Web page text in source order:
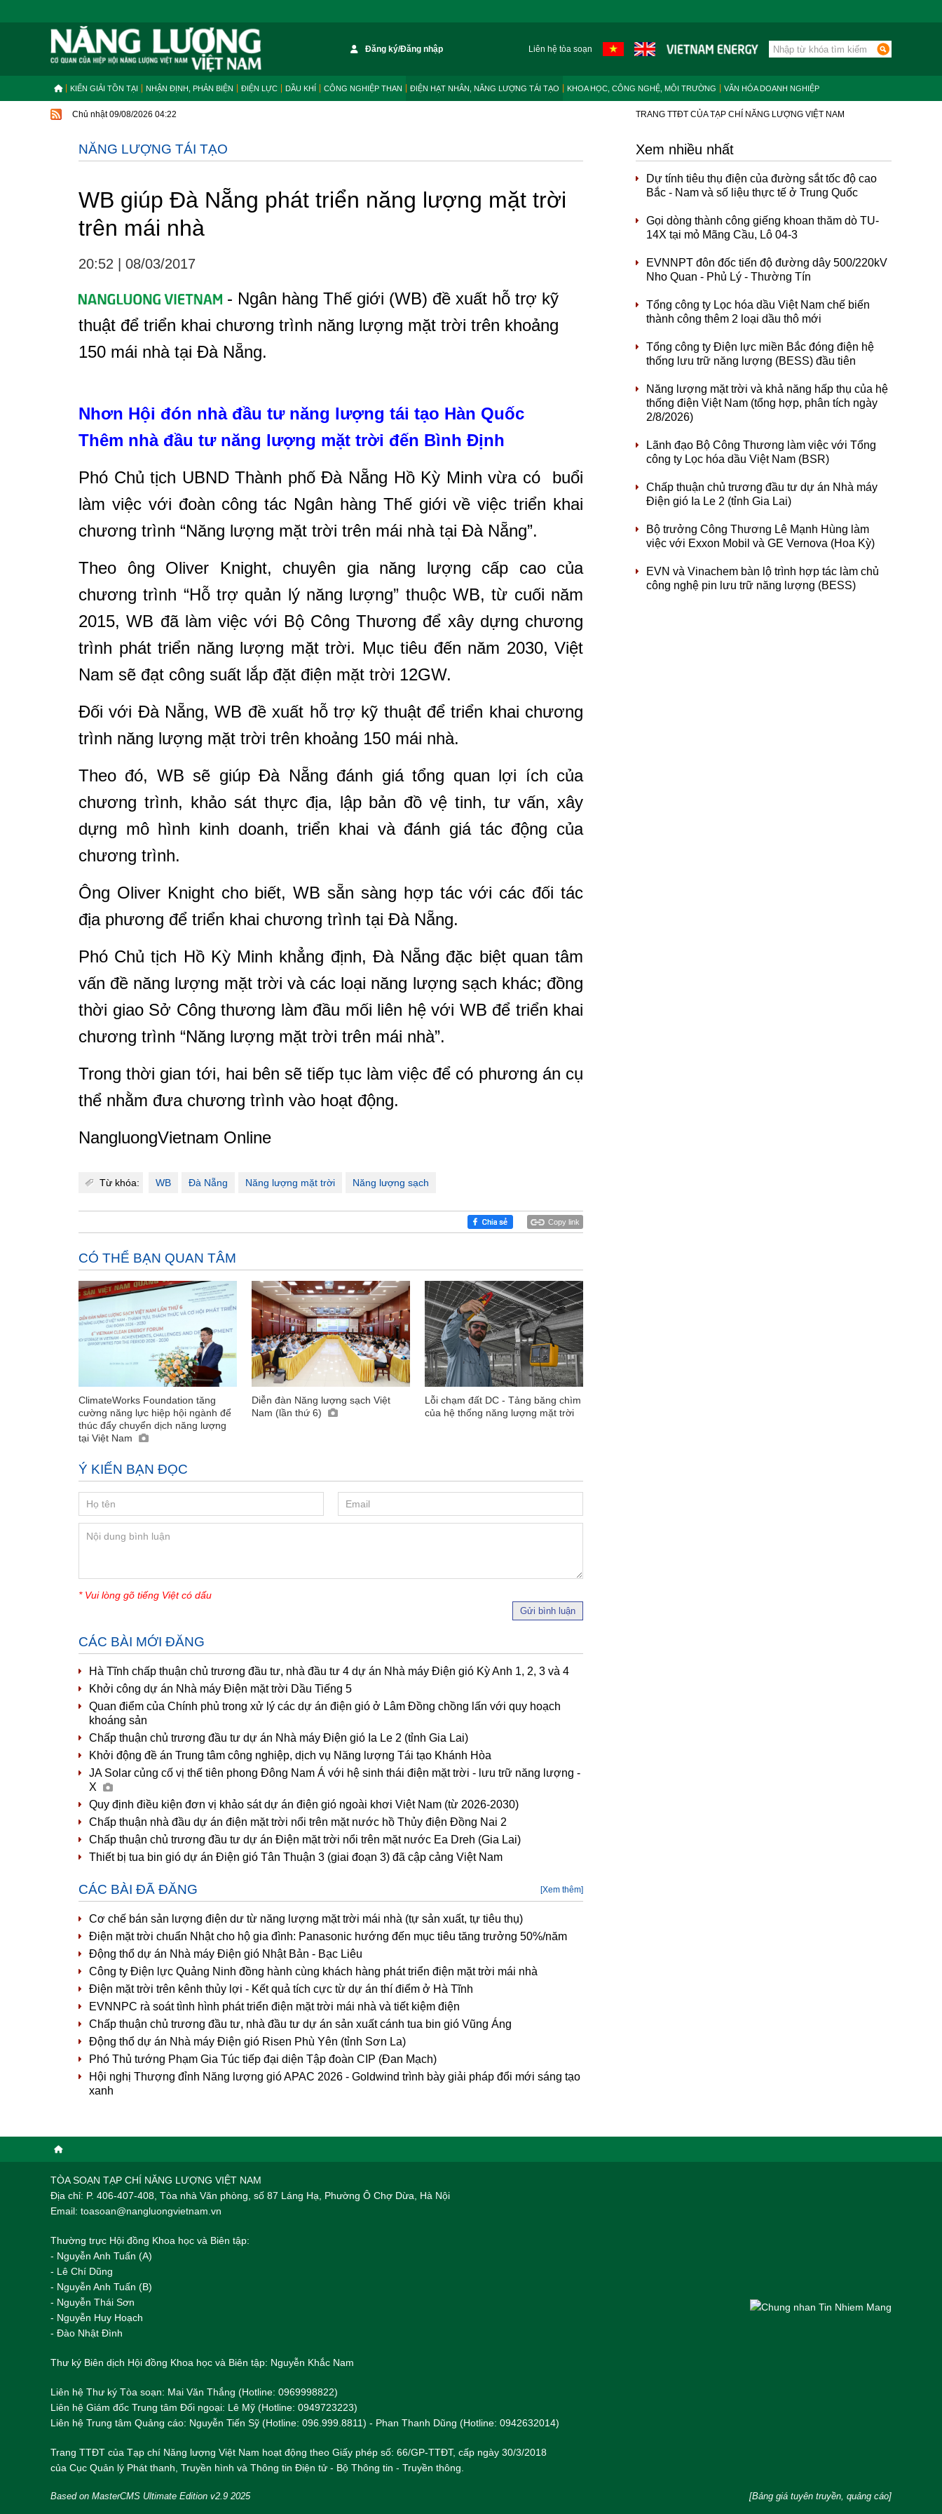
Đăng ký/Đăng nhập Liên hệ tòa soạn
KIẾN GIẢI TỒN TẠI NHẬN ĐỊNH, PHẢN BIỆN ĐIỆN LỰC DẦU KHÍ CÔNG NGHIỆP THAN ĐIỆN HẠT NHÂN, NĂNG LƯỢNG TÁI TẠO KHOA HỌC, CÔNG NGHỆ, MÔI TRƯỜNG VĂN HÓA DOANH NGHIỆP
Chủ nhật 09/08/2026 04:22 TRANG TTĐT CỦA TẠP CHÍ NĂNG LƯỢNG VIỆT NAM
NĂNG LƯỢNG TÁI TẠO
WB giúp Đà Nẵng phát triển năng lượng mặt trời
trên mái nhà
20:52 08/03/2017
- Ngân hàng Thế giới (WB) đề xuất hỗ trợ kỹ
thuật để triển khai chương trình năng lượng mặt trời trên khoảng
150 mái nhà tại Đà Nẵng.
Nhơn Hội đón nhà đầu tư năng lượng tái tạo Hàn Quốc
Thêm nhà đầu tư năng lượng mặt trời đến Bình Định
Phó Chủ tịch UBND Thành phố Đà Nẵng Hồ Kỳ Minh vừa có buổi
làm việc với đoàn công tác Ngân hàng Thế giới về việc triển khai
chương trình “Năng lượng mặt trời trên mái nhà tại Đà Nẵng”.
Theo ông Oliver Knight, chuyên gia năng lượng cấp cao của
chương trình “Hỗ trợ quản lý năng lượng” thuộc WB, từ cuối năm
2015, WB đã làm việc với Bộ Công Thương để xây dựng chương
trình phát triển năng lượng mặt trời. Mục tiêu đến năm 2030, Việt
Nam sẽ đạt công suất lắp đặt điện mặt trời 12GW.
Đối với Đà Nẵng, WB đề xuất hỗ trợ kỹ thuật để triển khai chương
trình năng lượng mặt trời trên khoảng 150 mái nhà.
Theo đó, WB sẽ giúp Đà Nẵng đánh giá tổng quan lợi ích của
chương trình, khảo sát thực địa, lập bản đồ vệ tinh, tư vấn, xây
dựng mô hình kinh doanh, triển khai và đánh giá tác động của
chương trình.
Ông Oliver Knight cho biết, WB sẵn sàng hợp tác với các đối tác
địa phương để triển khai chương trình tại Đà Nẵng.
Phó Chủ tịch Hồ Kỳ Minh khẳng định, Đà Nẵng đặc biệt quan tâm
vấn đề năng lượng mặt trời và các loại năng lượng sạch khác; đồng
thời giao Sở Công thương làm đầu mối liên hệ với WB để triển khai
chương trình “Năng lượng mặt trời trên mái nhà”.
Trong thời gian tới, hai bên sẽ tiếp tục làm việc để có phương án cụ
thể nhằm đưa chương trình vào hoạt động.
NangluongVietnam Online
Từ khóa: WB Đà Nẵng Năng lượng mặt trời Năng lượng sạch
Copy link
CÓ THỂ BẠN QUAN TÂM
ClimateWorks Foundation tăng
cường năng lực hiệp hội ngành để
thúc đẩy chuyển dịch năng lượng
tại Việt Nam
Diễn đàn Năng lượng sạch Việt
Nam (lần thứ 6)
Lỗi chạm đất DC - Tảng băng chìm
của hệ thống năng lượng mặt trời
Ý KIẾN BẠN ĐỌC
* Vui lòng gõ tiếng Việt có dấu
Gửi bình luận
CÁC BÀI MỚI ĐĂNG
Hà Tĩnh chấp thuận chủ trương đầu tư, nhà đầu tư 4 dự án Nhà máy Điện gió Kỳ Anh 1, 2, 3 và 4
Khởi công dự án Nhà máy Điện mặt trời Dầu Tiếng 5
Quan điểm của Chính phủ trong xử lý các dự án điện gió ở Lâm Đồng chồng lấn với quy hoạch
khoáng sản
Chấp thuận chủ trương đầu tư dự án Nhà máy Điện gió Ia Le 2 (tỉnh Gia Lai)
Khởi động đề án Trung tâm công nghiệp, dịch vụ Năng lượng Tái tạo Khánh Hòa
JA Solar củng cố vị thế tiên phong Đông Nam Á với hệ sinh thái điện mặt trời - lưu trữ năng lượng -
X
Quy định điều kiện đơn vị khảo sát dự án điện gió ngoài khơi Việt Nam (từ 2026-2030)
Chấp thuận nhà đầu dự án điện mặt trời nổi trên mặt nước hồ Thủy điện Đồng Nai 2
Chấp thuận chủ trương đầu tư dự án Điện mặt trời nổi trên mặt nước Ea Dreh (Gia Lai)
Thiết bị tua bin gió dự án Điện gió Tân Thuận 3 (giai đoạn 3) đã cập cảng Việt Nam
CÁC BÀI ĐÃ ĐĂNG [Xem thêm]
Cơ chế bán sản lượng điện dư từ năng lượng mặt trời mái nhà (tự sản xuất, tự tiêu thụ)
Điện mặt trời chuẩn Nhật cho hộ gia đình: Panasonic hướng đến mục tiêu tăng trưởng 50%/năm
Động thổ dự án Nhà máy Điện gió Nhật Bản - Bạc Liêu
Công ty Điện lực Quảng Ninh đồng hành cùng khách hàng phát triển điện mặt trời mái nhà
Điện mặt trời trên kênh thủy lợi - Kết quả tích cực từ dự án thí điểm ở Hà Tĩnh
EVNNPC rà soát tình hình phát triển điện mặt trời mái nhà và tiết kiệm điện
Chấp thuận chủ trương đầu tư, nhà đầu tư dự án sản xuất cánh tua bin gió Vũng Áng
Động thổ dự án Nhà máy Điện gió Risen Phù Yên (tỉnh Sơn La)
Phó Thủ tướng Phạm Gia Túc tiếp đại diện Tập đoàn CIP (Đan Mạch)
Hội nghị Thượng đỉnh Năng lượng gió APAC 2026 - Goldwind trình bày giải pháp đổi mới sáng tạo
xanh
Xem nhiều nhất
Dự tính tiêu thụ điện của đường sắt tốc độ cao
Bắc - Nam và số liệu thực tế ở Trung Quốc
Gọi dòng thành công giếng khoan thăm dò TU-
14X tại mỏ Mãng Cầu, Lô 04-3
EVNNPT đôn đốc tiến độ đường dây 500/220kV
Nho Quan - Phủ Lý - Thường Tín
Tổng công ty Lọc hóa dầu Việt Nam chế biến
thành công thêm 2 loại dầu thô mới
Tổng công ty Điện lực miền Bắc đóng điện hệ
thống lưu trữ năng lượng (BESS) đầu tiên
Năng lượng mặt trời và khả năng hấp thụ của hệ
thống điện Việt Nam (tổng hợp, phân tích ngày
2/8/2026)
Lãnh đạo Bộ Công Thương làm việc với Tổng
công ty Lọc hóa dầu Việt Nam (BSR)
Chấp thuận chủ trương đầu tư dự án Nhà máy
Điện gió Ia Le 2 (tỉnh Gia Lai)
Bộ trưởng Công Thương Lê Mạnh Hùng làm
việc với Exxon Mobil và GE Vernova (Hoa Kỳ)
EVN và Vinachem bàn lộ trình hợp tác làm chủ
công nghệ pin lưu trữ năng lượng (BESS)
TÒA SOẠN TẠP CHÍ NĂNG LƯỢNG VIỆT NAM
Địa chỉ: P. 406-407-408, Tòa nhà Văn phòng, số 87 Láng Hạ, Phường Ô Chợ Dừa, Hà Nội
Email: toasoan@nangluongvietnam.vn
Thường trực Hội đồng Khoa học và Biên tập:
​​​​​​- Nguyễn Anh Tuấn (A)
- Lê Chí Dũng
- Nguyễn Anh Tuấn (B)
- Nguyễn Thái Sơn
- Nguyễn Huy Hoạch
- Đào Nhật Đình
Thư ký Biên dịch Hội đồng Khoa học và Biên tập: Nguyễn Khắc Nam
Liên hệ Thư ký Tòa soạn: Mai Văn Thắng (Hotline: 0969998822)
Liên hệ Giám đốc Trung tâm Đối ngoại: Lê Mỹ (Hotline: 0949723223)
Liên hệ Trung tâm Quảng cáo: Nguyễn Tiến Sỹ (Hotline: 096.999.8811) - Phan Thanh Dũng (Hotline: 0942632014)
Trang TTĐT của Tạp chí Năng lượng Việt Nam hoạt động theo Giấy phép số: 66/GP-TTĐT, cấp ngày 30/3/2018
của Cục Quản lý Phát thanh, Truyền hình và Thông tin Điện tử - Bộ Thông tin - Truyền thông.
Based on MasterCMS Ultimate Edition v2.9 2025 [Bảng giá tuyên truyền, quảng cáo]